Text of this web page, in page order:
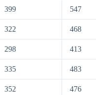
399 547
322 468
298 413
335 483
352 476